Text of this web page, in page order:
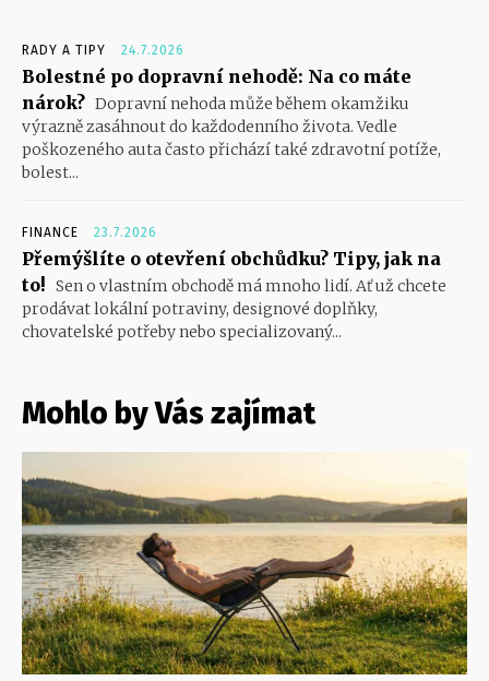
RADY A TIPY 24.7.2026
Bolestné po dopravní nehodě: Na co máte
nárok? Dopravní nehoda může během okamžiku
výrazně zasáhnout do každodenního života. Vedle
poškozeného auta často přichází také zdravotní potíže,
bolest...
FINANCE 23.7.2026
Přemýšlíte o otevření obchůdku? Tipy, jak na
to! Sen o vlastním obchodě má mnoho lidí. Ať už chcete
prodávat lokální potraviny, designové doplňky,
chovatelské potřeby nebo specializovaný...
Mohlo by Vás zajímat